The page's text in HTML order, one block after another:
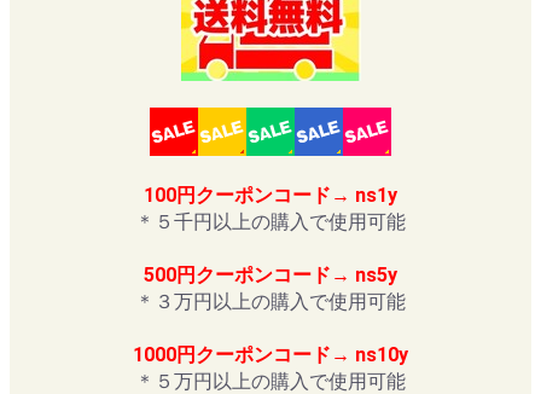
100円クーポンコード→ ns1y
＊５千円以上の購入で使用可能
500円クーポンコード→ ns5y
＊３万円以上の購入で使用可能
1000円クーポンコード→ ns10y
＊５万円以上の購入で使用可能